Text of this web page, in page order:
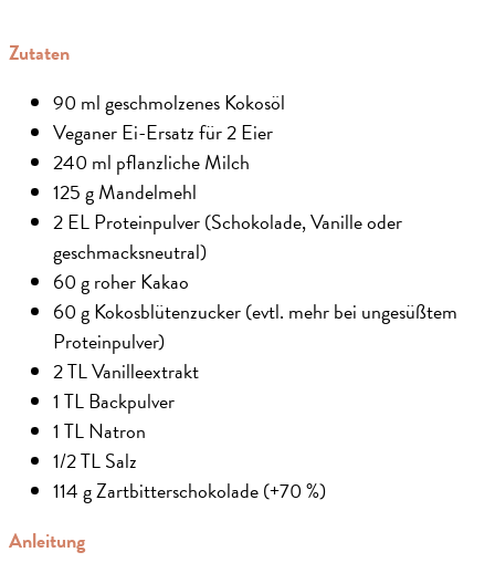
Zutaten
90 ml geschmolzenes Kokosöl
Veganer Ei-Ersatz für 2 Eier
240 ml pflanzliche Milch
125 g Mandelmehl
2 EL Proteinpulver (Schokolade, Vanille oder
geschmacksneutral)
60 g roher Kakao
60 g Kokosblütenzucker (evtl. mehr bei ungesüßtem
Proteinpulver)
2 TL Vanilleextrakt
1 TL Backpulver
1 TL Natron
1/2 TL Salz
114 g Zartbitterschokolade (+70 %)
Anleitung